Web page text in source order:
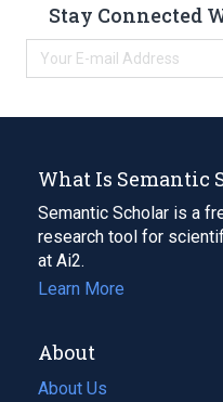
Stay Connected
What Is Semantic
Semantic Scholar is a
research tool for
at Ai2.
Learn More
About
About Us